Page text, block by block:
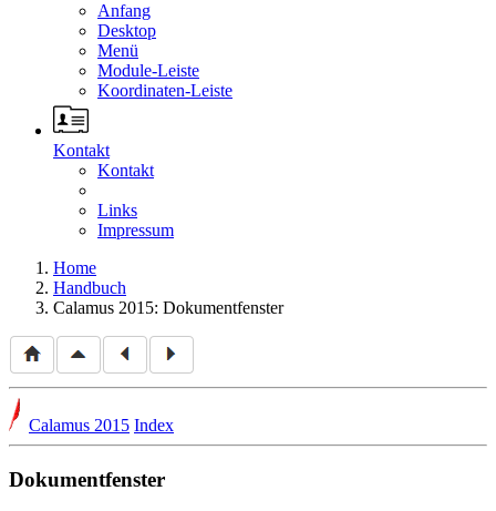
Anfang
Desktop
Menü
Module-Leiste
Koordinaten-Leiste
Kontakt
Kontakt
Links
Impressum
Home
Handbuch
Calamus 2015: Dokumentfenster
Calamus 2015 Index
Dokumentfenster